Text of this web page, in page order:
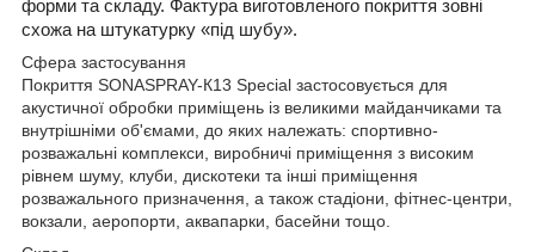
форми та складу. Фактура виготовленого покриття зовні
схожа на штукатурку «під шубу».
Сфера застосування
Покриття SONASPRAY-К13 Special застосовується для
акустичної обробки приміщень із великими майданчиками та
внутрішніми об'ємами, до яких належать: спортивно-
розважальні комплекси, виробничі приміщення з високим
рівнем шуму, клуби, дискотеки та інші приміщення
розважального призначення, а також стадіони, фітнес-центри,
вокзали, аеропорти, аквапарки, басейни тощо.